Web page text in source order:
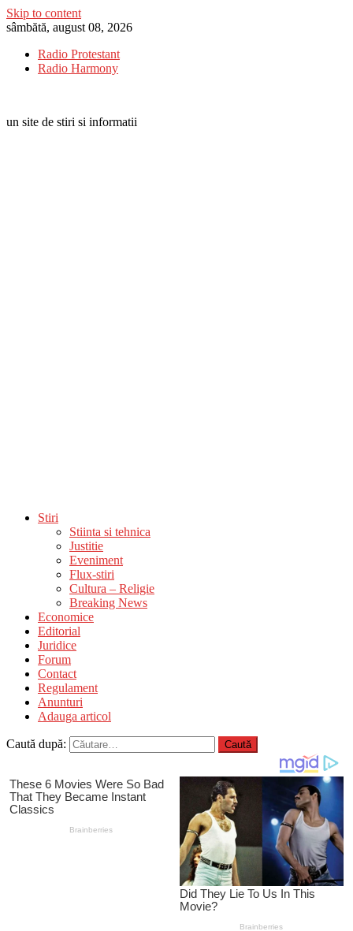
Skip to content
sâmbătă, august 08, 2026
Radio Protestant
Radio Harmony
un site de stiri si informatii
Stiri
Stiinta si tehnica
Justitie
Eveniment
Flux-stiri
Cultura – Religie
Breaking News
Economice
Editorial
Juridice
Forum
Contact
Regulament
Anunturi
Adauga articol
Caută după: